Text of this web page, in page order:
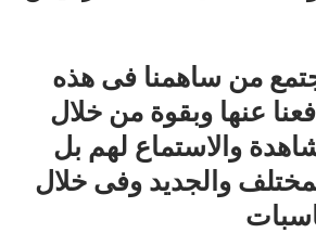
من ساهمنا فى هذه
عنها وبقوة من خلال
والاستماع لهم بل
والجديد وفى خلال